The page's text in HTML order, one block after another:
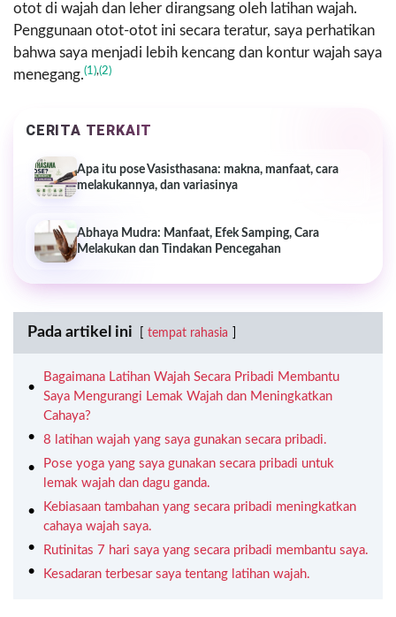
otot di wajah dan leher dirangsang oleh latihan wajah.
Penggunaan otot-otot ini secara teratur, saya perhatikan
bahwa saya menjadi lebih kencang dan kontur wajah saya
menegang.(1),(2)
CERITA TERKAIT
Apa itu pose Vasisthasana: makna, manfaat, cara
melakukannya, dan variasinya
Abhaya Mudra: Manfaat, Efek Samping, Cara
Melakukan dan Tindakan Pencegahan
Pada artikel ini tempat rahasia
Bagaimana Latihan Wajah Secara Pribadi Membantu
Saya Mengurangi Lemak Wajah dan Meningkatkan
Cahaya?
8 latihan wajah yang saya gunakan secara pribadi.
Pose yoga yang saya gunakan secara pribadi untuk
lemak wajah dan dagu ganda.
Kebiasaan tambahan yang secara pribadi meningkatkan
cahaya wajah saya.
Rutinitas 7 hari saya yang secara pribadi membantu saya.
Kesadaran terbesar saya tentang latihan wajah.